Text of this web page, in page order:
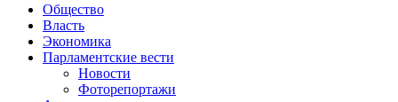
Общество
Власть
Экономика
Парламентские вести
Новости
Фоторепортажи